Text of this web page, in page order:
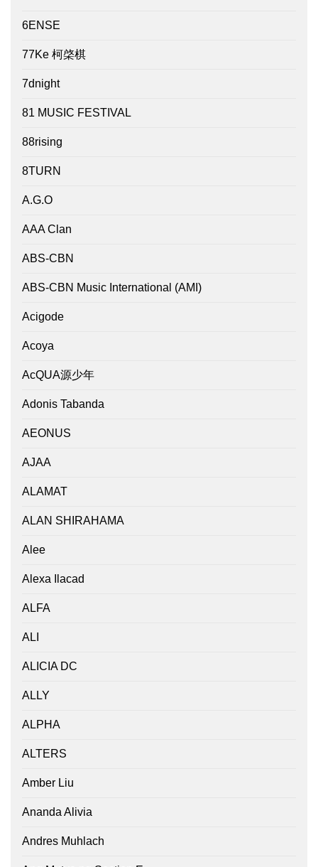
6ENSE
77Ke 柯棨棋
7dnight
81 MUSIC FESTIVAL
88rising
8TURN
A.G.O
AAA Clan
ABS-CBN
ABS-CBN Music International (AMI)
Acigode
Acoya
AcQUA源少年
Adonis Tabanda
AEONUS
AJAA
ALAMAT
ALAN SHIRAHAMA
Alee
Alexa Ilacad
ALFA
ALI
ALICIA DC
ALLY
ALPHA
ALTERS
Amber Liu
Ananda Alivia
Andres Muhlach